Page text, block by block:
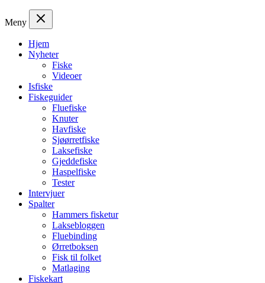
Meny
Hjem
Nyheter
Fiske
Videoer
Isfiske
Fiskeguider
Fluefiske
Knuter
Havfiske
Sjøørretfiske
Laksefiske
Gjeddefiske
Haspelfiske
Tester
Intervjuer
Spalter
Hammers fisketur
Laksebloggen
Fluebinding
Ørretboksen
Fisk til folket
Matlaging
Fiskekart